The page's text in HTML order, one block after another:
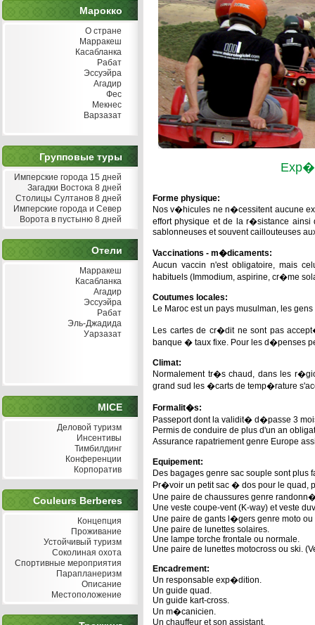
Марокко
О стране
Марракеш
Касабланка
Рабат
Эссуэйра
Агадир
Фес
Мекнес
Варзазат
Групповые туры
Имперские города 15 дней
Загадки Востока 8 дней
Столицы Султанов 8 дней
Имперские города и Север
Ворота в пустыню 8 дней
Отели
Марракеш
Касабланка
Агадир
Эссуэйра
Рабат
Эль-Джадида
Уарзазат
MICE
Деловой туризм
Инсентивы
Тимбилдинг
Конференции
Корпоратив
Couleurs Berberes
Концепция
Проживание
Устойчивый туризм
Соколиная охота
Спортивные мероприятия
Парапланеризм
Описание
Местоположение
Forme physique:
Nos v�hicules ne n�cessitent aucune
effort physique et de la r�sistance
sablonneuses et souvent caillouteuses
Vaccinations - m�dicaments:
Aucun vaccin n'est obligatoire, mais
habituels (Immodium, aspirine, cr�me
Coutumes locales:
Le Maroc est un pays musulman, les
Les cartes de cr�dit ne sont pas
banque � taux fixe. Pour les d�penses
Climat:
Normalement tr�s chaud, dans les
grand sud les �carts de temp�rature
Formalit�s:
Passeport dont la validit� d�passe 3
Permis de conduire de plus d'un an
Assurance rapatriement genre Europe
Equipement:
Des bagages genre sac souple sont plus
Pr�voir un petit sac � dos pour le quad,
Une paire de chaussures genre
Une veste coupe-vent (K-way) et veste
Une paire de gants l�gers genre moto
Une paire de lunettes solaires.
Une lampe torche frontale ou normale.
Une paire de lunettes motocross ou ski.
Encadrement:
Un responsable exp�dition.
Un guide quad.
Un guide kart-cross.
Un m�canicien.
Un chauffeur et son assistant.